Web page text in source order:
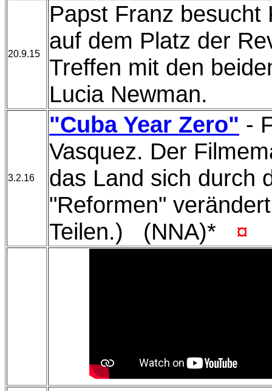
20.9.15
Papst Franz besucht
auf dem Platz der
Treffen mit den
Lucia Newman.
3.2.16
"Cuba Year Zero" -
Vasquez. Der
das Land sich durch
"Reformen"
Teilen.) (NNA)* ¤